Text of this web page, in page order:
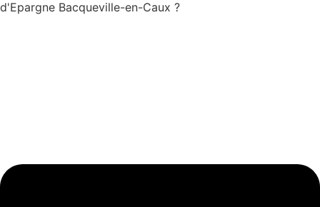
d'Epargne Bacqueville-en-Caux ?